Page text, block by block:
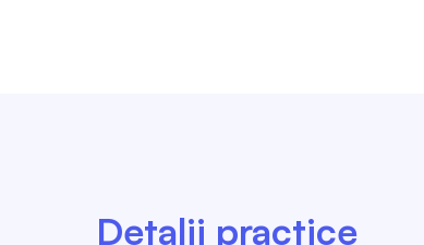
Detalii practice